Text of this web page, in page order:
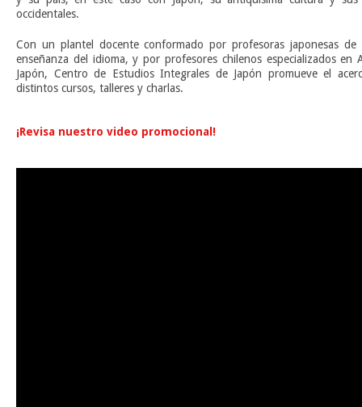
occidentales.
Con un plantel docente conformado por profesoras japonesas
enseñanza del idioma, y por profesores chilenos especializados
Japón, Centro de Estudios Integrales de Japón promueve el
distintos cursos, talleres y charlas.
¡Revisa nuestro video promocional!